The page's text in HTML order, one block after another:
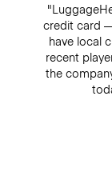
credit card
have local
recent
the